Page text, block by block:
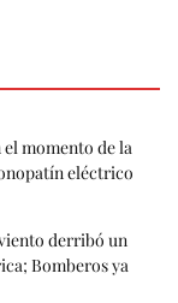
momento de la
eléctrico
derribó un
Bomberos ya